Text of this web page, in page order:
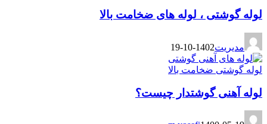
لوله گوشتی ، لوله های ضخامت بالا
مدیریت1402-10-19
لوله گوشتی ضخامت بالا
لوله آهنی گوشتدار چیست؟